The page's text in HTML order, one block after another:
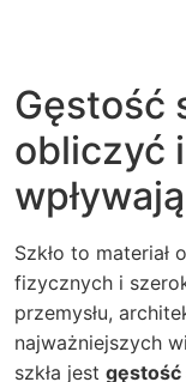
Gęstość
obliczyć
Szkło to materiał
fizycznych i
przemysłu,
najważniejszych
szkła jest gęstość